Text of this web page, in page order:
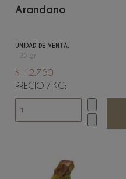
Arandano
UNIDAD DE VENTA:
125 gr
$ 12.750
PRECIO / KG: